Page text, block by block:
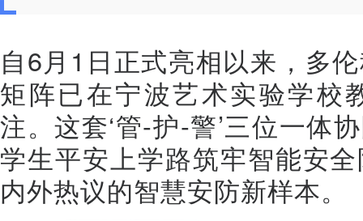
自6月1日正式亮相以来，多
矩阵已在宁波艺术实验学校
注。这套‘管-护-警’三位一体
学生平安上学路筑牢智能安
内外热议的智慧安防新样本。